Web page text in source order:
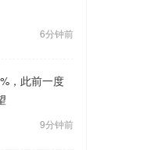
6分钟前
，此前一度
9分钟前